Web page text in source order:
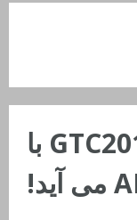
انویدیا در GTC2018 با